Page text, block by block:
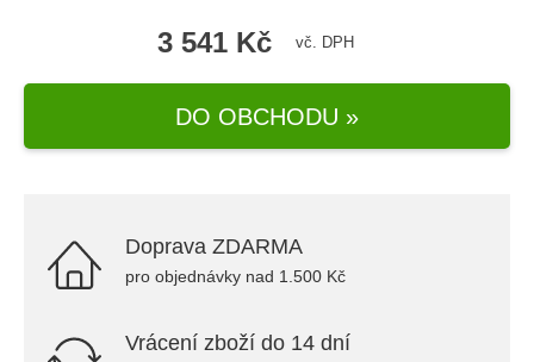
3 541 Kč vč. DPH
DO OBCHODU »
Doprava ZDARMA
pro objednávky nad 1.500 Kč
Vrácení zboží do 14 dní